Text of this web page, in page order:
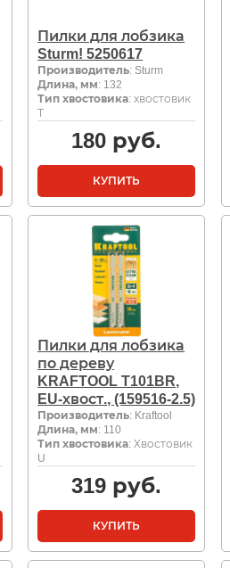
Пилки для лобзика
Sturm! 5250617
Производитель: Sturm
Длина, мм: 132
Тип хвостовика: хвостовик
Т
180 руб.
КУПИТЬ
Пилки для лобзика
по дереву
KRAFTOOL T101BR,
EU-хвост., (159516-2.5)
Производитель: Kraftool
Длина, мм: 110
Тип хвостовика: Хвостовик
U
319 руб.
КУПИТЬ